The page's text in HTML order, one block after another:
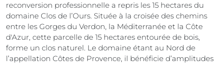
reconversion professionnelle a repris les 15 hectares du
domaine Clos de l’Ours. Située à la croisée des chemins
entre les Gorges du Verdon, la Méditerranée et la Côte
d'Azur, cette parcelle de 15 hectares entourée de bois,
forme un clos naturel. Le domaine étant au Nord de
l’appellation Côtes de Provence, il bénéficie d’amplitudes